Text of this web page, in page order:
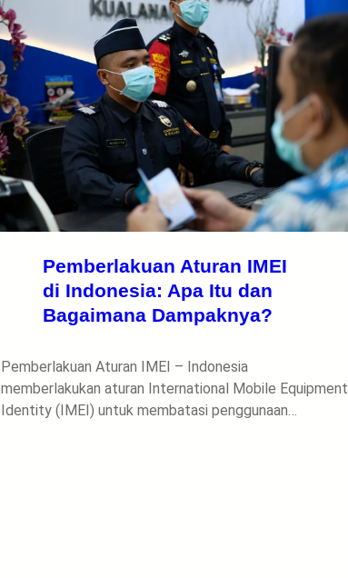
Pemberlakuan Aturan IMEI
di Indonesia: Apa Itu dan
Bagaimana Dampaknya?
Pemberlakuan Aturan IMEI – Indonesia
memberlakukan aturan International Mobile Equipment
Identity (IMEI) untuk membatasi penggunaan…